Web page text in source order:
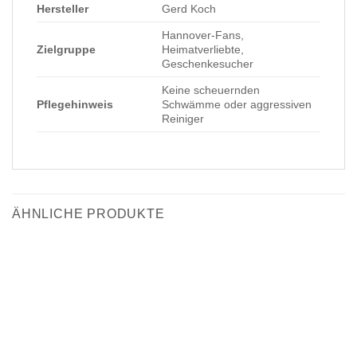
Hersteller Gerd Koch
Zielgruppe
Hannover-Fans,
Heimatverliebte,
Geschenkesucher
Pflegehinweis
Keine scheuernden
Schwämme oder aggressiven
Reiniger
ÄHNLICHE PRODUKTE